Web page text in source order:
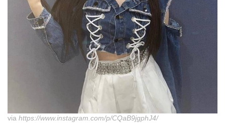
via https://www.instagram.com/p/CQaB9jgphJ4/